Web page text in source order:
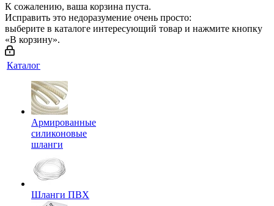
К сожалению, ваша корзина пуста.
Исправить это недоразумение очень просто:
выберите в каталоге интересующий товар и нажмите кнопку
«В корзину».
Каталог
Армированные
силиконовые
шланги
Шланги ПВХ